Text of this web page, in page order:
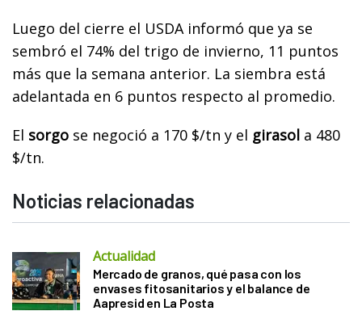
Luego del cierre el USDA informó que ya se
sembró el 74% del trigo de invierno, 11 puntos
más que la semana anterior. La siembra está
adelantada en 6 puntos respecto al promedio.
El sorgo se negoció a 170 $/tn y el girasol a 480
$/tn.
Noticias relacionadas
Actualidad
Mercado de granos, qué pasa con los
envases fitosanitarios y el balance de
Aapresid en La Posta